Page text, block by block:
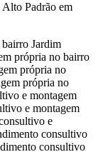
Padrão em
bairro Jardim
própria no bairro
própria no
própria no
e montagem
e montagem
e
consultivo
consultivo